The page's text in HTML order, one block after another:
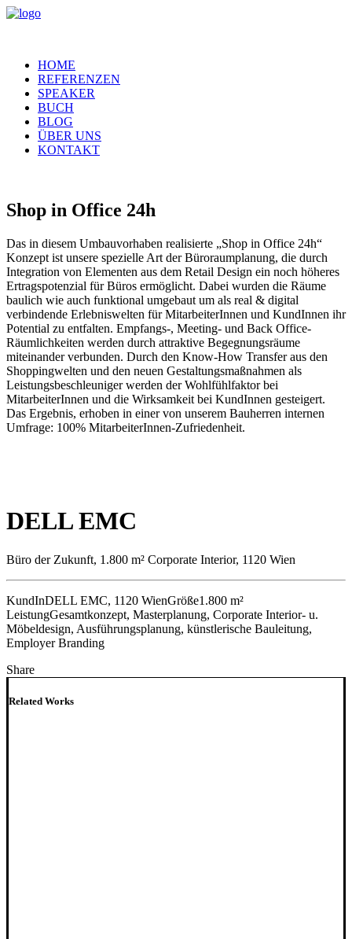
HOME
REFERENZEN
SPEAKER
BUCH
BLOG
ÜBER UNS
KONTAKT
Shop in Office 24h
Das in diesem Umbauvorhaben realisierte „Shop in Office 24h“
Konzept ist unsere spezielle Art der Büroraumplanung, die durch
Integration von Elementen aus dem Retail Design ein noch höheres
Ertragspotenzial für Büros ermöglicht. Dabei wurden die Räume
baulich wie auch funktional umgebaut um als real & digital
verbindende Erlebniswelten für MitarbeiterInnen und KundInnen ihr
Potential zu entfalten. Empfangs-, Meeting- und Back Office-
Räumlichkeiten werden durch attraktive Begegnungsräume
miteinander verbunden. Durch den Know-How Transfer aus den
Shoppingwelten und den neuen Gestaltungsmaßnahmen als
Leistungsbeschleuniger werden der Wohlfühlfaktor bei
MitarbeiterInnen und die Wirksamkeit bei KundInnen gesteigert.
Das Ergebnis, erhoben in einer von unserem Bauherren internen
Umfrage: 100% MitarbeiterInnen-Zufriedenheit.
DELL EMC
Büro der Zukunft, 1.800 m² Corporate Interior, 1120 Wien
KundInDELL EMC, 1120 WienGröße1.800 m²
LeistungGesamtkonzept, Masterplanung, Corporate Interior- u.
Möbeldesign, Ausführungsplanung, künstlerische Bauleitung,
Employer Branding
Share
Related Works